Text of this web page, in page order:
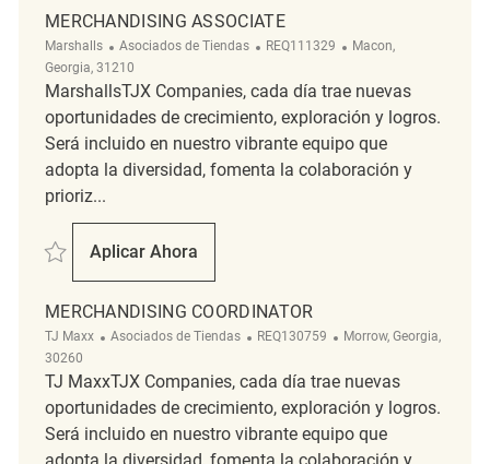
MERCHANDISING ASSOCIATE
Marshalls Categoría
Asociados de Tiendas ReqId
REQ111329 Ubicación
Macon,
Georgia, 31210
MarshallsTJX Companies, cada día trae nuevas
oportunidades de crecimiento, exploración y logros.
Será incluido en nuestro vibrante equipo que
adopta la diversidad, fomenta la colaboración y
prioriz...
Salvar Merchandising Associate REQ111329
Aplicar Ahora
Merchandising Associate
MERCHANDISING COORDINATOR
TJ Maxx Categoría
Asociados de Tiendas ReqId
REQ130759 Ubicación
Morrow, Georgia,
30260
TJ MaxxTJX Companies, cada día trae nuevas
oportunidades de crecimiento, exploración y logros.
Será incluido en nuestro vibrante equipo que
adopta la diversidad, fomenta la colaboración y